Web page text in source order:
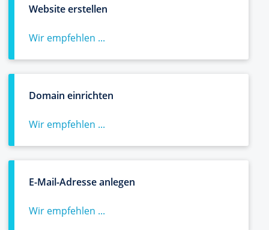
Website erstellen
Wir empfehlen ...
Domain einrichten
Wir empfehlen ...
E-Mail-Adresse anlegen
Wir empfehlen ...